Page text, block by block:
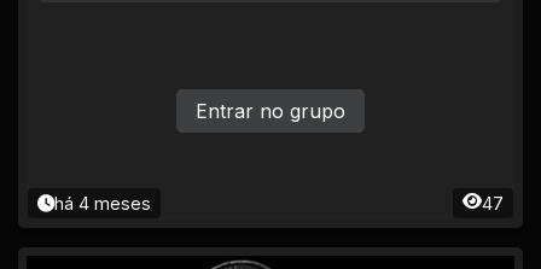
há 4 meses 47
Entrar no grupo